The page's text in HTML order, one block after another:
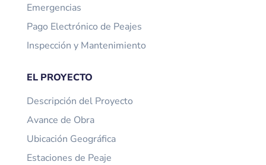
Emergencias
Pago Electrónico de Peajes
Inspección y Mantenimiento
EL PROYECTO
Descripción del Proyecto
Avance de Obra
Ubicación Geográfica
Estaciones de Peaje